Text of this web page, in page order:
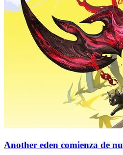
Another eden comienza de